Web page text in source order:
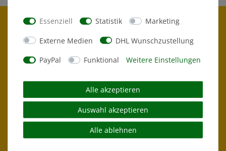
HILFE & KONTAKT
Kontakt
Hilfe & FAQ
Essenziell Statistik Marketing
Externe Medien DHL Wunschzustellung
PayPal Funktional Weitere Einstellungen
Alle akzeptieren
Auswahl akzeptieren
Alle ablehnen